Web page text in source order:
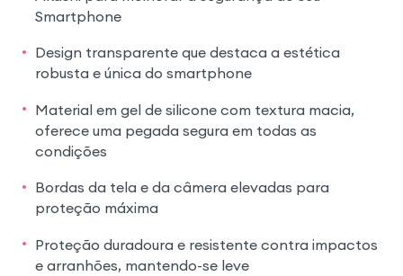
Smartphone
Design transparente que destaca a estética
robusta e única do smartphone
Material em gel de silicone com textura macia,
oferece uma pegada segura em todas as
condições
Bordas da tela e da câmera elevadas para
proteção máxima
Proteção duradoura e resistente contra impactos
e arranhões, mantendo-se leve